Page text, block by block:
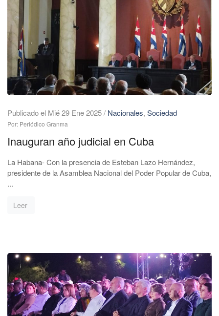
Publicado el Mié 29 Ene 2025/ Nacionales, Sociedad
Por: Periódico Granma
Inauguran año judicial en Cuba
La Habana- Con la presencia de Esteban Lazo Hernández,
presidente de la Asamblea Nacional del Poder Popular de Cuba,
...
Leer